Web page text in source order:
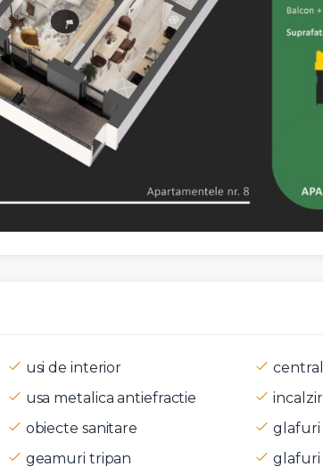
usi de interior
usa metalica antiefractie
obiecte sanitare
geamuri tripan
glafuri
glafuri
Vreau sa fiu
Nume
Telefon
Email
Am citit si sunt de acord cu termenii si conditiile